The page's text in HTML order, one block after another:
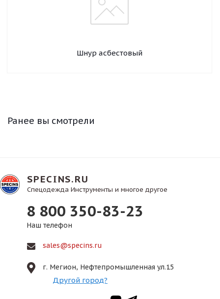
Шнур асбестовый
Ранее вы смотрели
SPECINS.RU
Спецодежда Инструменты и многое другое
8 800 350-83-23
Наш телефон
sales@specins.ru
г. Мегион, Нефтепромышленная ул.15
Другой город?